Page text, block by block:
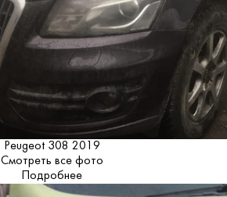
Peugeot 308 2019
Смотреть все фото
Подробнее